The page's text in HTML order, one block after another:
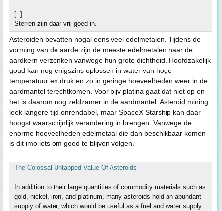
[..]
Sterren zijn daar vrij goed in.
Asteroiden bevatten nogal eens veel edelmetalen. Tijdens de
vorming van de aarde zijn de meeste edelmetalen naar de
aardkern verzonken vanwege hun grote dichtheid. Hoofdzakelijk
goud kan nog enigszins oplossen in water van hoge
temperatuur en druk en zo in geringe hoeveelheden weer in de
aardmantel terechtkomen. Voor bijv platina gaat dat niet op en
het is daarom nog zeldzamer in de aardmantel. Asteroid mining
leek langere tijd onrendabel, maar SpaceX Starship kan daar
hoogst waarschijnlijk verandering in brengen. Vanwege de
enorme hoeveelheden edelmetaal die dan beschikbaar komen
is dit imo iets om goed te blijven volgen.
The Colossal Untapped Value Of Asteroids
In addition to their large quantities of commodity materials such as
gold, nickel, iron, and platinum, many asteroids hold an abundant
supply of water, which would be useful as a fuel and water supply